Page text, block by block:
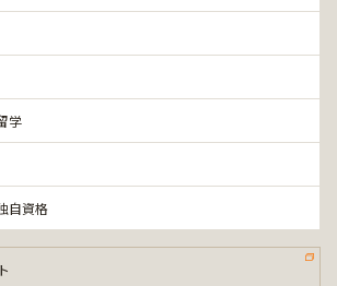
学
自資格